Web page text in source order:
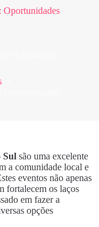
Oportunidades
Sul são uma excelente
a comunidade local e
eventos não apenas
fortalecem os laços
em fazer a
opções